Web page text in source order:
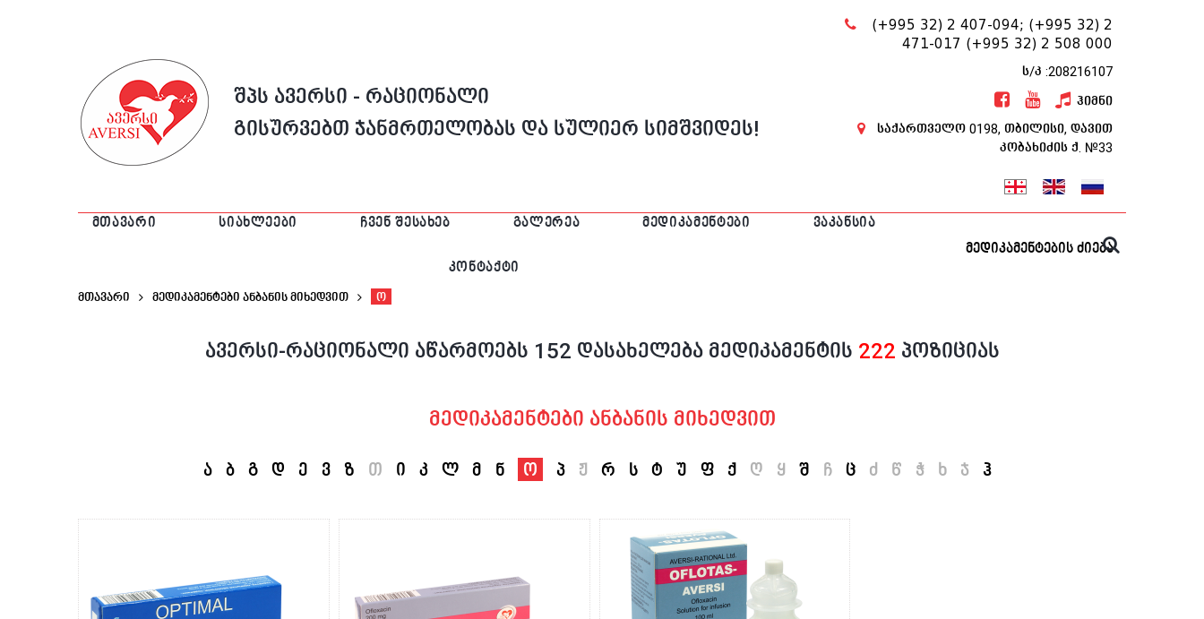
შპს ავერსი - რაციონალი
გისურვებთ ჯანმრთელობას და სულიერ სიმშვიდეს!
(+995 32) 2 407-094; (+995 32) 2
471-017 (+995 32) 2 508 000
ს/კ :208216107
ჰიმნი
საქართველო 0198, თბილისი, დავით
კობახიძის ქ. №33
ᲛᲗᲐᲕᲐᲠᲘ ᲡᲘᲐᲮᲚᲔᲔᲑᲘ ᲩᲕᲔᲜ ᲨᲔᲡᲐᲮᲔᲑ ᲒᲐᲚᲔᲠᲔᲐ ᲛᲔᲓᲘᲙᲐᲛᲔᲜᲢᲔᲑᲘ ᲕᲐᲙᲐᲜᲡᲘᲐ
ᲙᲝᲜᲢᲐᲥᲢᲘ
მედიკამენტების ძიება
მთავარი მედიკამენტები ანბანის მიხედვით Ო
ავერსი-რაციონალი აწარმოებს 152 დასახელება მედიკამენტის 222 პოზიციას
მედიკამენტები ანბანის მიხედვით
ა ბ გ დ ე ვ ზ თ ი კ ლ მ ნ ო პ ჟ რ ს ტ უ ფ ქ ღ ყ შ ჩ ც ძ წ ჭ ხ ჯ ჰ